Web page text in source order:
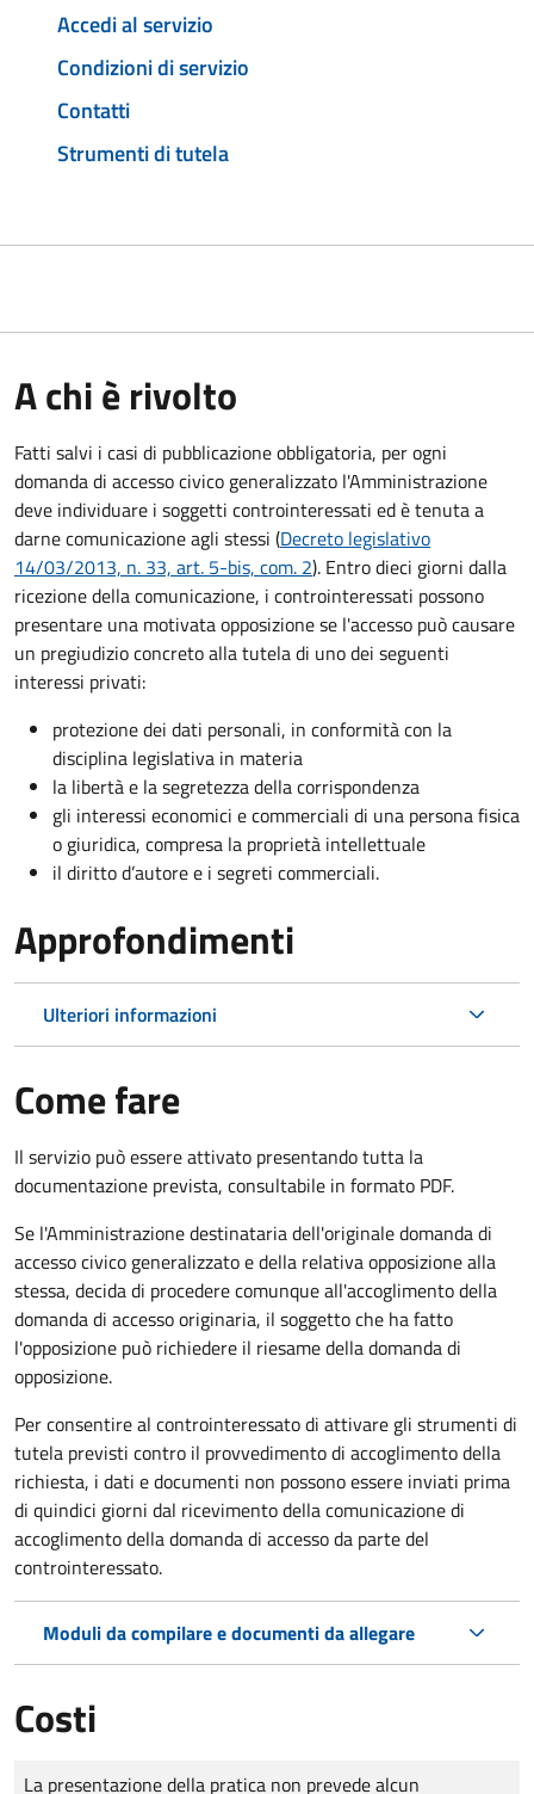
Accedi al servizio
Condizioni di servizio
Contatti
Strumenti di tutela
A chi è rivolto
Fatti salvi i casi di pubblicazione obbligatoria, per ogni
domanda di accesso civico generalizzato l'Amministrazione
deve individuare i soggetti controinteressati ed è tenuta a
darne comunicazione agli stessi (Decreto legislativo
14/03/2013, n. 33, art. 5-bis, com. 2). Entro dieci giorni dalla
ricezione della comunicazione, i controinteressati possono
presentare una motivata opposizione se l'accesso può causare
un pregiudizio concreto alla tutela di uno dei seguenti
interessi privati:
protezione dei dati personali, in conformità con la
disciplina legislativa in materia
la libertà e la segretezza della corrispondenza
gli interessi economici e commerciali di una persona fisica
o giuridica, compresa la proprietà intellettuale
il diritto d’autore e i segreti commerciali.
Approfondimenti
Ulteriori informazioni
Come fare
Il servizio può essere attivato presentando tutta la
documentazione prevista, consultabile in formato PDF.
Se l'Amministrazione destinataria dell'originale domanda di
accesso civico generalizzato e della relativa opposizione alla
stessa, decida di procedere comunque all'accoglimento della
domanda di accesso originaria, il soggetto che ha fatto
l'opposizione può richiedere il riesame della domanda di
opposizione.
Per consentire al controinteressato di attivare gli strumenti di
tutela previsti contro il provvedimento di accoglimento della
richiesta, i dati e documenti non possono essere inviati prima
di quindici giorni dal ricevimento della comunicazione di
accoglimento della domanda di accesso da parte del
controinteressato.
Moduli da compilare e documenti da allegare
Costi
Tipo di pagamento
Importo
La presentazione della pratica non prevede alcun